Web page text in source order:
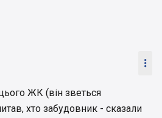

ЖК (він зветься
хто забудовник - сказали